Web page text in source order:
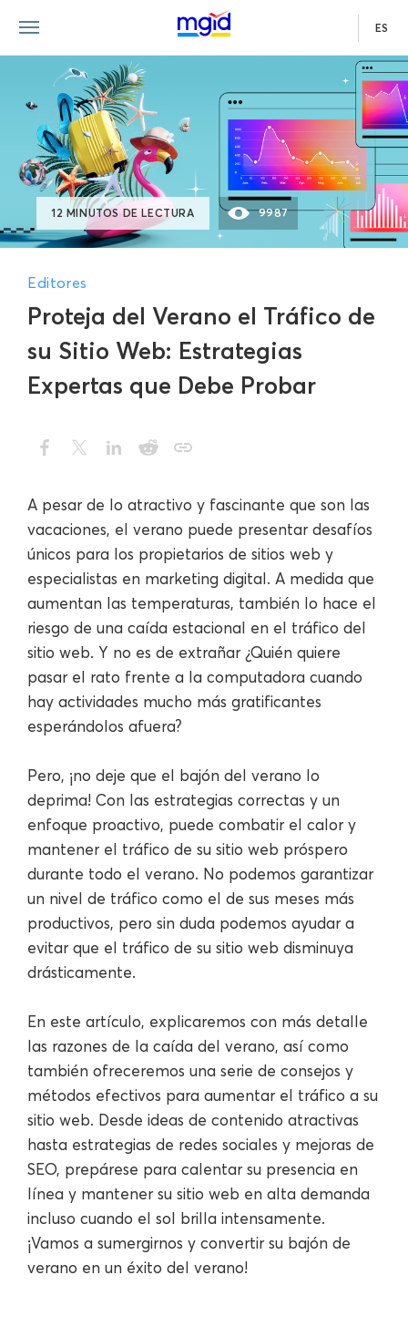
ES
Proteja del Verano el Tráfico de
su Sitio Web: Estrategias
Expertas que Debe Probar
Editores
12 MINUTOS DE LECTURA 9987
A pesar de lo atractivo y fascinante que son las
vacaciones, el verano puede presentar desafíos
únicos para los propietarios de sitios web y
especialistas en marketing digital. A medida que
aumentan las temperaturas, también lo hace el
riesgo de una caída estacional en el tráfico del
sitio web. Y no es de extrañar ¿Quién quiere
pasar el rato frente a la computadora cuando
hay actividades mucho más gratificantes
esperándolos afuera?
Pero, ¡no deje que el bajón del verano lo
deprima! Con las estrategias correctas y un
enfoque proactivo, puede combatir el calor y
mantener el tráfico de su sitio web próspero
durante todo el verano. No podemos garantizar
un nivel de tráfico como el de sus meses más
productivos, pero sin duda podemos ayudar a
evitar que el tráfico de su sitio web disminuya
drásticamente.
En este artículo, explicaremos con más detalle
las razones de la caída del verano, así como
también ofreceremos una serie de consejos y
métodos efectivos para aumentar el tráfico a su
sitio web. Desde ideas de contenido atractivas
hasta estrategias de redes sociales y mejoras de
SEO, prepárese para calentar su presencia en
línea y mantener su sitio web en alta demanda
incluso cuando el sol brilla intensamente.
¡Vamos a sumergirnos y convertir su bajón de
verano en un éxito del verano!